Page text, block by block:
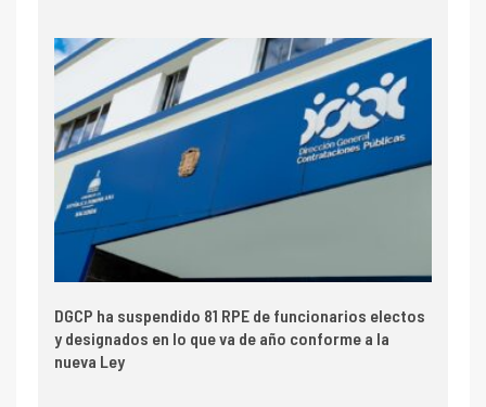
DGCP ha suspendido 81 RPE de funcionarios electos
y designados en lo que va de año conforme a la
nueva Ley